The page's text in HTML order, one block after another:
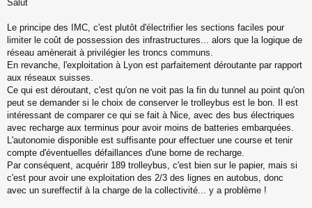
e
s
g
e
n
o
n
u
Salut
Le principe des IMC, c'est plutôt d'électrifier les sections faciles pour
limiter le coût de possession des infrastructures... alors que la logique de
réseau amènerait à privilégier les troncs communs.
En revanche, l'exploitation à Lyon est parfaitement déroutante par rapport
aux réseaux suisses.
Ce qui est déroutant, c'est qu'on ne voit pas la fin du tunnel au point qu'on
peut se demander si le choix de conserver le trolleybus est le bon. Il est
intéressant de comparer ce qui se fait à Nice, avec des bus électriques
avec recharge aux terminus pour avoir moins de batteries embarquées.
L'autonomie disponible est suffisante pour effectuer une course et tenir
compte d'éventuelles défaillances d'une borne de recharge.
Par conséquent, acquérir 189 trolleybus, c'est bien sur le papier, mais si
c'est pour avoir une exploitation des 2/3 des lignes en autobus, donc
avec un sureffectif à la charge de la collectivité... y a problème !